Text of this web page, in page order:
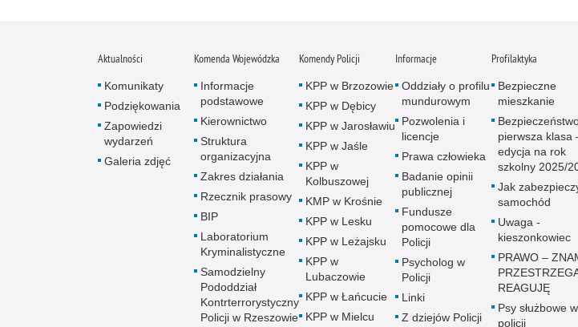
Aktualności
Komunikaty
Podziękowania
Zapowiedzi
wydarzeń
Galeria zdjęć
Komenda Wojewódzka
Informacje
podstawowe
Kierownictwo
Struktura
organizacyjna
Zakres działania
Rzecznik prasowy
BIP
Laboratorium
Kryminalistyczne
Samodzielny
Pododdział
Kontrterrorystyczny
Policji w Rzeszowie
Komendy Policji
KPP w Brzozowie
KPP w Dębicy
KPP w Jarosławiu
KPP w Jaśle
KPP w
Kolbuszowej
KMP w Krośnie
KPP w Lesku
KPP w Leżajsku
KPP w
Lubaczowie
KPP w Łańcucie
KPP w Mielcu
Informacje
Oddziały o profilu
mundurowym
Pozwolenia i
licencje
Prawa człowieka
Badanie opinii
publicznej
Fundusze
pomocowe dla
Policji
Psycholog w
Policji
Linki
Z dziejów Policji
Profilaktyka
Bezpieczne
mieszkanie
pierwsza klasa
edycja na rok
szkolny 2025/
Jak
samochód
Uwaga -
kieszonkowiec
PRAWO –
REAGUJĘ
Psy służbowe w
policji